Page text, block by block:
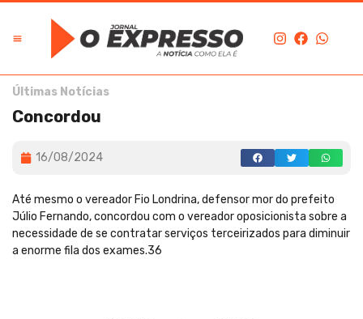
Últimas Notícias
Concordou
16/08/2024
Até mesmo o vereador Fio Londrina, defensor mor do prefeito
Júlio Fernando, concordou com o vereador oposicionista sobre a
necessidade de se contratar serviços terceirizados para diminuir
a enorme fila dos exames.36